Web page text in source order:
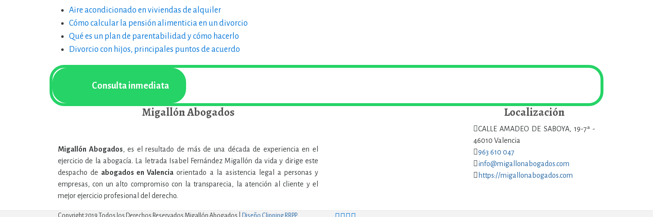
Aire acondicionado en viviendas de alquiler
Cómo calcular la pensión alimenticia en un divorcio
Qué es un plan de parentabilidad y cómo hacerlo
Divorcio con hijos, principales puntos de acuerdo
Consulta inmediata
Migallón Abogados
Migallón Abogados, es el resultado de más de una década de experiencia en el
ejercicio de la abogacía. La letrada Isabel Fernández Migallón da vida y dirige este
despacho de abogados en Valencia orientado a la asistencia legal a personas y
empresas, con un alto compromiso con la transparecia, la atención al cliente y el
mejor ejercicio profesional del derecho.
Localización
CALLE AMADEO DE SABOYA, 19-7ª -
46010 Valencia
963 610 047
info@migallonabogados.com
https://migallonabogados.com
Copyright 2019 Todos los Derechos Reservados Migallón Abogados | Diseño Clipping RRPP